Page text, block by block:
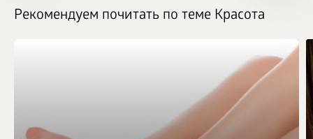
Рекомендуем почитать по теме Красота